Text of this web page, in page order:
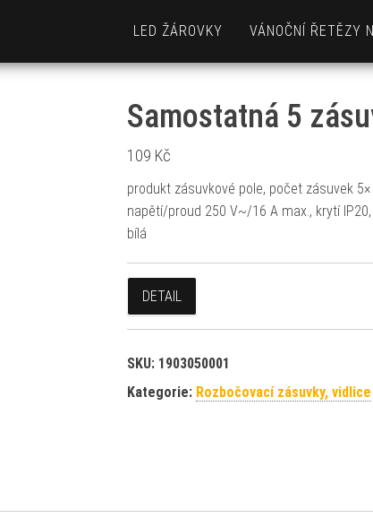
LED ŽÁROVKY VÁNOČNÍ ŘETĚZY
Samostatná 5
109 Kč
produkt zásuvkové pole, počet zásuvek 5×
napětí/proud 250 V~/16 A max., krytí
bílá
DETAIL
SKU: 1903050001
Kategorie: Rozbočovací zásuvky, vidlice